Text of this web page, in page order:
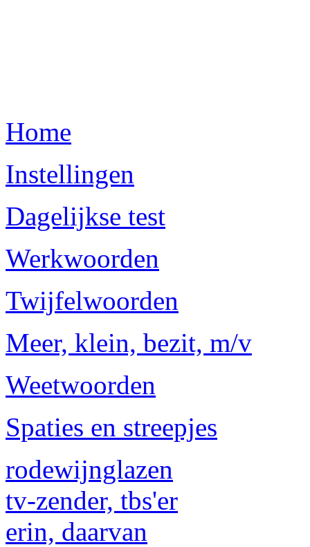
Home
Instellingen
Dagelijkse test
Werkwoorden
Twijfelwoorden
Meer, klein, bezit, m/v
Weetwoorden
Spaties en streepjes
rodewijnglazen
tv-zender, tbs'er
erin, daarvan